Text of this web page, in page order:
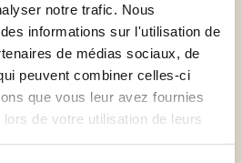
notre trafic. Nous
informations sur l'utilisation de
de médias sociaux, de
peuvent combiner celles-ci
que vous leur avez fournies
de votre utilisation de leurs
& spécialités
Santé mentale
infirmiers
corporative